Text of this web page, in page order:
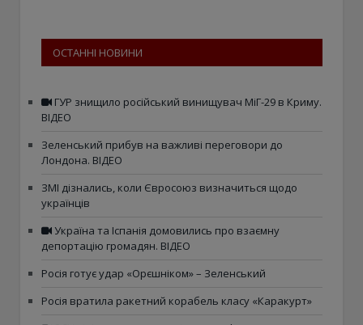
ОСТАННІ НОВИНИ
ГУР знищило російський винищувач МіГ-29 в Криму.
ВІДЕО
Зеленський прибув на важливі переговори до
Лондона. ВІДЕО
ЗМІ дізнались, коли Євросоюз визначиться щодо
українців
Україна та Іспанія домовились про взаємну
депортацію громадян. ВІДЕО
Росія готує удар «Орєшніком» – Зеленський
Росія вратила ракетний корабель класу «Каракурт»